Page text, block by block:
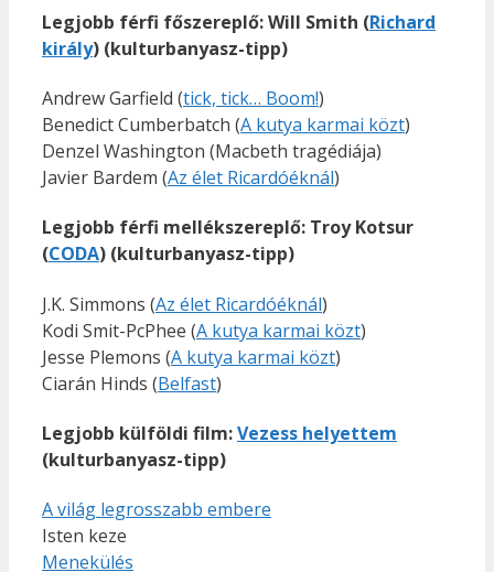
Legjobb férfi főszereplő:Will Smith (Richard
király) (kulturbanyasz-tipp)
Andrew Garfield (tick, tick… Boom!)
Benedict Cumberbatch (A kutya karmai közt)
Denzel Washington (Macbeth tragédiája)
Javier Bardem (Az élet Ricardóéknál)
Legjobb férfi mellékszereplő: Troy Kotsur
(CODA) (kulturbanyasz-tipp)
J.K. Simmons (Az élet Ricardóéknál)
Kodi Smit-PcPhee (A kutya karmai közt)
Jesse Plemons (A kutya karmai közt)
Ciarán Hinds (Belfast)
Legjobb külföldi film:Vezess helyettem
(kulturbanyasz-tipp)
A világ legrosszabb embere
Isten keze
Menekülés